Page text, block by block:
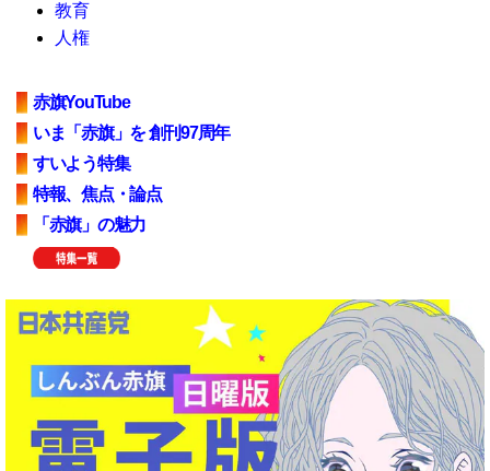
教育
人権
赤旗YouTube
いま「赤旗」を 創刊97周年
すいよう特集
特報、焦点・論点
「赤旗」の魅力